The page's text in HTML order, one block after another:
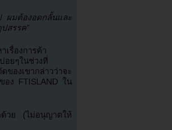
ผมต้องอดกลั้นและ
สรรค”
เรื่องการค้า
อยๆในช่วงที่
ของเขากล่าวว่าจะ
อง FTISLAND ใน
ด้วย (ไม่อนุญาตให้